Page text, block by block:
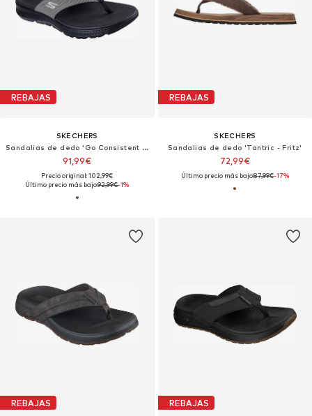
REBAJAS
SKECHERS
Sandalias de dedo 'Go Consistent Sandal 2.0 - Ca'
91,99€
Precio original: 102,99€
Último precio más bajo:92,99€-1%
REBAJAS
SKECHERS
Sandalias de dedo 'Tantric - Fritz'
72,99€
Último precio más bajo:87,99€-17%
REBAJAS REBAJAS